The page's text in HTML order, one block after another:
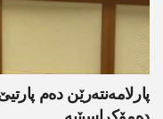
پارلامەنتەرێن دەم